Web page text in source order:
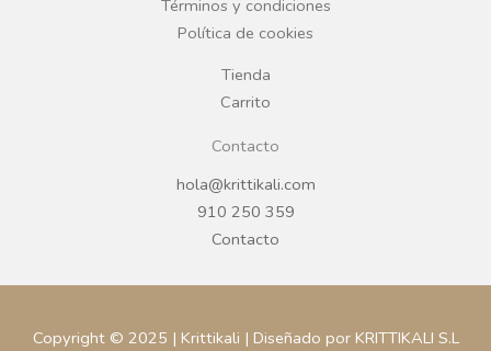
Términos y condiciones
Política de cookies
Tienda
Carrito
Contacto
hola@krittikali.com
910 250 359
Contacto
Copyright © 2025 | Krittikali | Diseñado por KRITTIKALI S.L